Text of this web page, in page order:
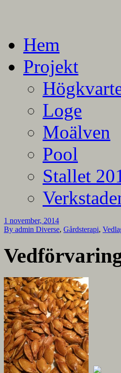
Hem
Projekt
Loge
Moälven
Pool
Stallet
1 november, 2014
By admin Diverse, Gårdsterapi,